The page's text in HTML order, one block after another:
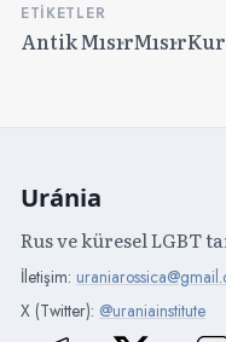
ETIKETLER
Antik MısırMısır
Uránia
Rus ve küresel LGBT
İletişim:
X (Twitter): @uraniainstitute